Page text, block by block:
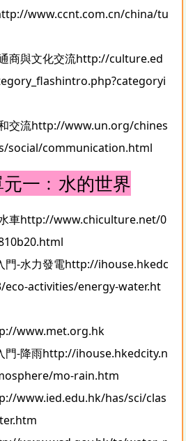
www.ccnt.com.cn/china/tu
商與文化交流http://culture.ed
交流http://www.un.org/chines
social/communication.html
一﹕水的世界
車http://www.chiculture.net/0
門-水力發電http://ihouse.hkedc
eco-activities/energy-water.ht
www.met.org.hk
門-降雨http://ihouse.hkedcity.n
mo-rain.htm
www.ied.edu.hk/has/sci/clas